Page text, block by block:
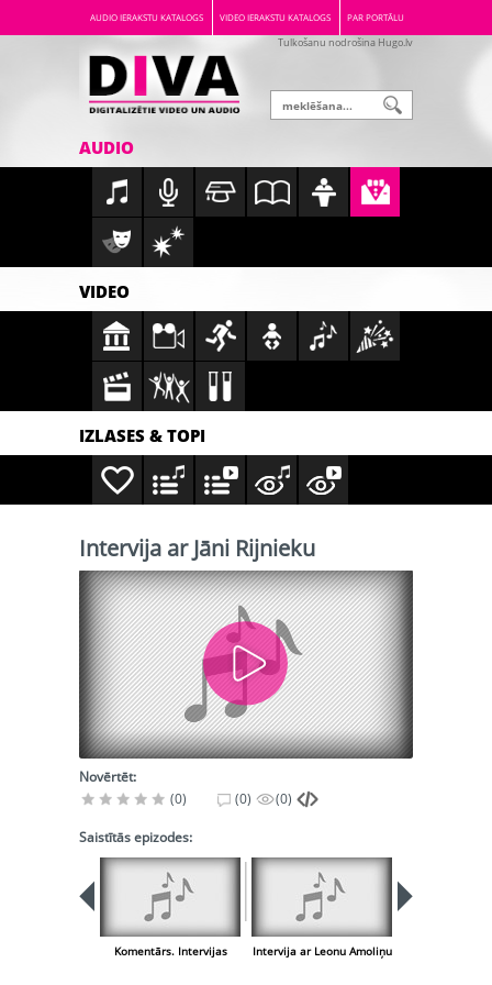
AUDIO IERAKSTU KATALOGS VIDEO IERAKSTU KATALOGS PAR PORTĀLU
Tulkošanu nodrošina Hugo.lv
AUDIO
VIDEO
IZLASES & TOPI
Intervija ar Jāni Rijnieku
Novērtēt:
(0)
(0) (0)
Saistītās epizodes:
Komentārs. Intervijas Intervija ar Leonu Amoliņu